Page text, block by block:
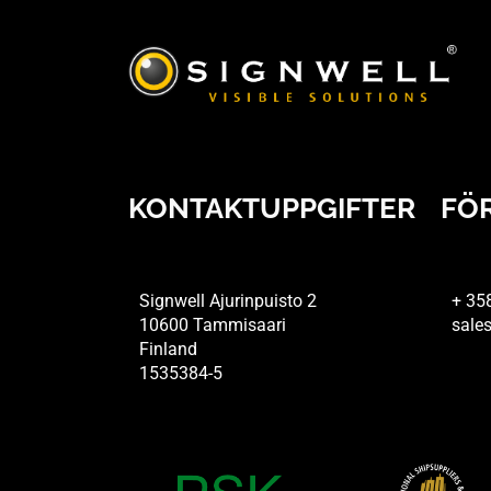
KONTAKTUPPGIFTER
Signwell Ajurinpuisto 2
10600 Tammisaari
Finland
1535384-5
+